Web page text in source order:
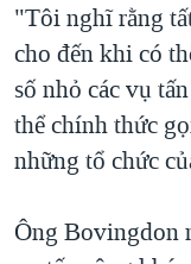
"Tôi nghĩ rằng
cho đến khi có
số nhỏ các vụ
thể chính thức
những tổ chức
Ông Bovingdon